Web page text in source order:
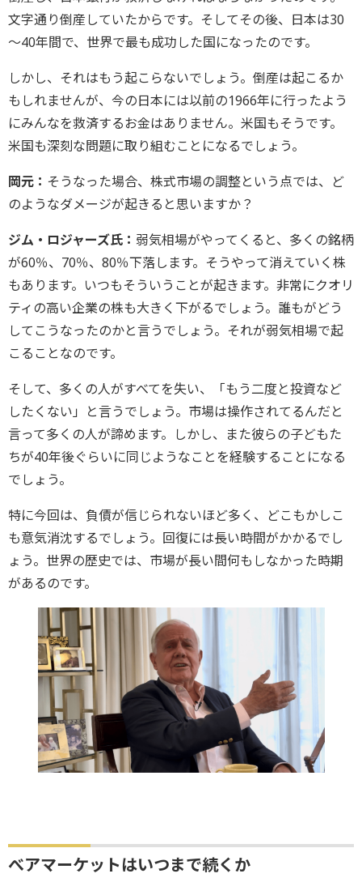
文字通り倒産していたからです。そしてその後、日本は30
～40年間で、世界で最も成功した国になったのです。
しかし、それはもう起こらないでしょう。倒産は起こるか
もしれませんが、今の日本には以前の1966年に行ったよう
にみんなを救済するお金はありません。米国もそうです。
米国も深刻な問題に取り組むことになるでしょう。
岡元： そうなった場合、株式市場の調整という点では、ど
のようなダメージが起きると思いますか？
ジム・ロジャーズ氏： 弱気相場がやってくると、多くの銘柄
が60％、70％、80％下落します。そうやって消えていく株
もあります。いつもそういうことが起きます。非常にクオリ
ティの高い企業の株も大きく下がるでしょう。誰もがどう
してこうなったのかと言うでしょう。それが弱気相場で起
こることなのです。
そして、多くの人がすべてを失い、「もう二度と投資など
したくない」と言うでしょう。市場は操作されてるんだと
言って多くの人が諦めます。しかし、また彼らの子どもた
ちが40年後ぐらいに同じようなことを経験することになる
でしょう。
特に今回は、負債が信じられないほど多く、どこもかしこ
も意気消沈するでしょう。回復には長い時間がかかるでし
ょう。世界の歴史では、市場が長い間何もしなかった時期
があるのです。
べアマーケットはいつまで続くか